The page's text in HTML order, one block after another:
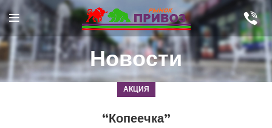
Новости
АКЦИЯ
“Копеечка”